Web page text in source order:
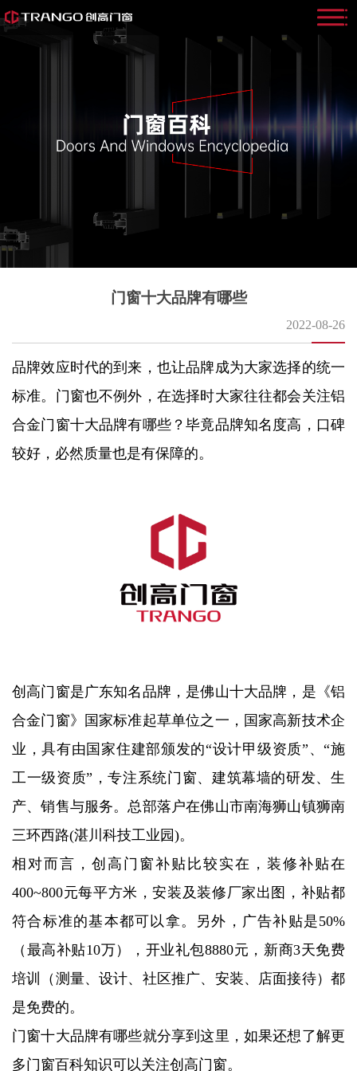
门窗十大品牌有哪些
2022-08-26
品牌效应时代的到来，也让品牌成为大家选择的统一
标准。门窗也不例外，在选择时大家往往都会关注铝
合金门窗十大品牌有哪些？毕竟品牌知名度高，口碑
较好，必然质量也是有保障的。
创高门窗是广东知名品牌，是佛山十大品牌，是《铝
合金门窗》国家标准起草单位之一，国家高新技术企
业，具有由国家住建部颁发的“设计甲级资质”、“施
工一级资质”，专注系统门窗、建筑幕墙的研发、生
产、销售与服务。总部落户在佛山市南海狮山镇狮南
三环西路(湛川科技工业园)。
相对而言，创高门窗补贴比较实在，装修补贴在
400~800元每平方米，安装及装修厂家出图，补贴都
符合标准的基本都可以拿。另外，广告补贴是50%
（最高补贴10万），开业礼包8880元，新商3天免费
培训（测量、设计、社区推广、安装、店面接待）都
是免费的。
门窗十大品牌有哪些就分享到这里，如果还想了解更
多门窗百科知识可以关注创高门窗。